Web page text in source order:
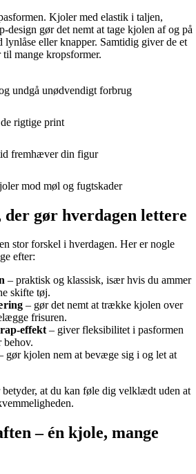
Kjoler med elastik i taljen,
design gør det nemt at tage kjolen af og på
eller knapper. Samtidig giver de et
til mange kropsformer.
undgå unødvendigt forbrug
rigtige print
fremhæver din figur
mod møl og fugtskader
gør hverdagen lettere
stor forskel i hverdagen. Her er nogle
efter:
– praktisk og klassisk, især hvis du ammer
skifte tøj.
– gør det nemt at trække kjolen over
frisuren.
effekt– giver fleksibilitet i pasformen
behov.
gør kjolen nem at bevæge sig i og let at
at du kan føle dig velklædt uden at
– én kjole, mange